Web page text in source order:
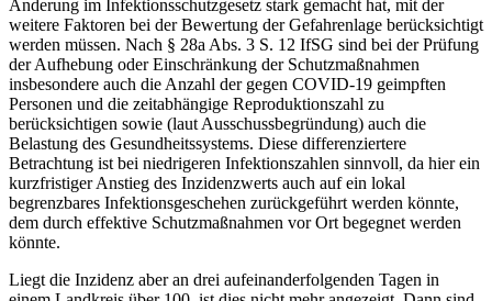
Änderung im Infektionsschutzgesetz stark gemacht hat, mit der
weitere Faktoren bei der Bewertung der Gefahrenlage berücksichtigt
werden müssen. Nach § 28a Abs. 3 S. 12 IfSG sind bei der Prüfung
der Aufhebung oder Einschränkung der Schutzmaßnahmen
insbesondere auch die Anzahl der gegen COVID-19 geimpften
Personen und die zeitabhängige Reproduktionszahl zu
berücksichtigen sowie (laut Ausschussbegründung) auch die
Belastung des Gesundheitssystems. Diese differenziertere
Betrachtung ist bei niedrigeren Infektionszahlen sinnvoll, da hier ein
kurzfristiger Anstieg des Inzidenzwerts auch auf ein lokal
begrenzbares Infektionsgeschehen zurückgeführt werden könnte,
dem durch effektive Schutzmaßnahmen vor Ort begegnet werden
könnte.
Liegt die Inzidenz aber an drei aufeinanderfolgenden Tagen in